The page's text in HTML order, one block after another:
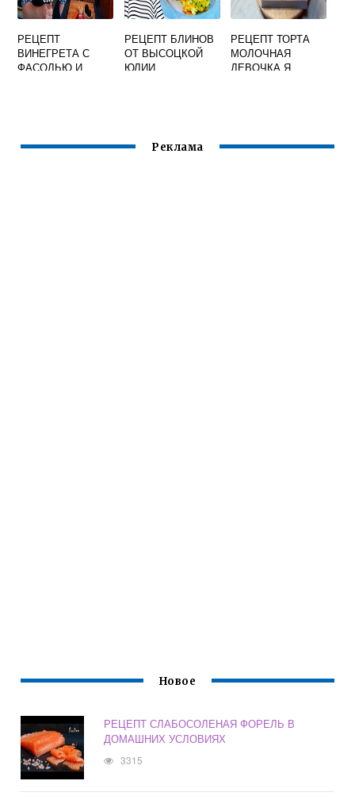
РЕЦЕПТ
ВИНЕГРЕТА С
ФАСОЛЬЮ И
РЕЦЕПТ БЛИНОВ
ОТ ВЫСОЦКОЙ
ЮЛИИ
РЕЦЕПТ ТОРТА
МОЛОЧНАЯ
ДЕВОЧКА Я
Реклама
Новое
РЕЦЕПТ СЛАБОСОЛЕНАЯ ФОРЕЛЬ В
ДОМАШНИХ УСЛОВИЯХ
3315